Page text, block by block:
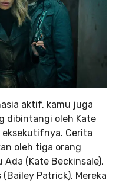
aktif, kamu juga
dibintangi oleh Kate
eksekutifnya. Cerita
oleh tiga orang
(Kate Beckinsale),
Patrick). Mereka